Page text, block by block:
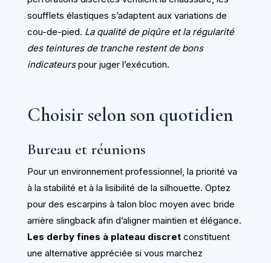
soufflets élastiques s’adaptent aux variations de
cou-de-pied. La qualité de piqûre et la régularité
des teintures de tranche restent de bons
indicateurspour juger l’exécution.
Choisir selon son quotidien
Bureau et réunions
Pour un environnement professionnel, la priorité va
à la stabilité et à la lisibilité de la silhouette. Optez
pour des escarpins à talon bloc moyen avec bride
arrière slingback afin d’aligner maintien et élégance.
Les derby fines à plateau discretconstituent
une alternative appréciée si vous marchez